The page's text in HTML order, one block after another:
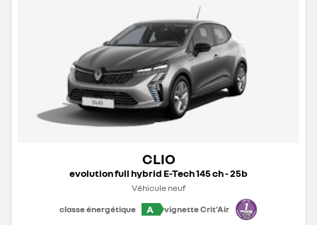
CLIO
evolution full hybrid E-Tech 145 ch - 25b
Véhicule neuf
classe énergétique
A vignette Crit'Air